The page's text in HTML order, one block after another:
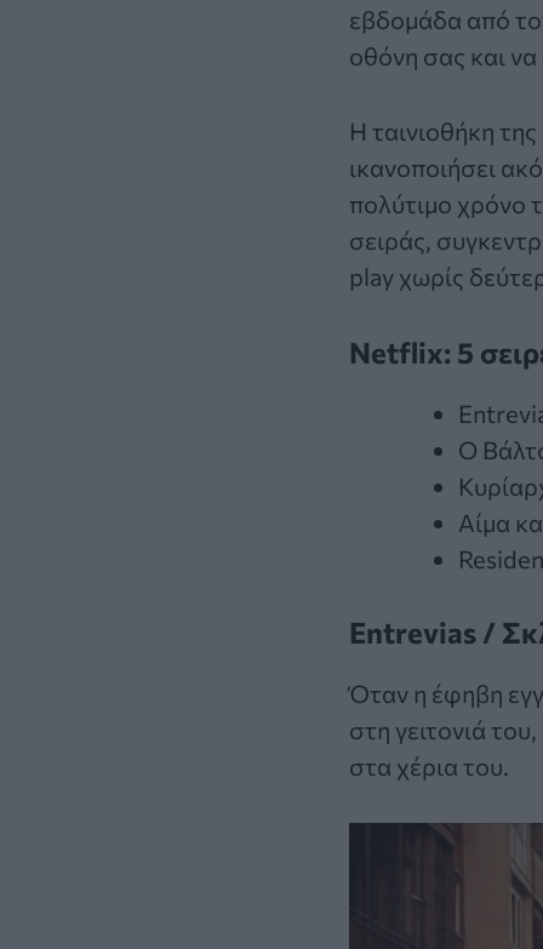
εβδομάδα από
οθόνη σας και
Η ταινιοθήκη
ικανοποιήσει
πολύτιμο χρόνο
σειράς,
play χωρίς
Netflix: 5
Ο
Αίμα
Entrevias /
Όταν η έφηβη
στη γειτονιά
στα χέρια του.